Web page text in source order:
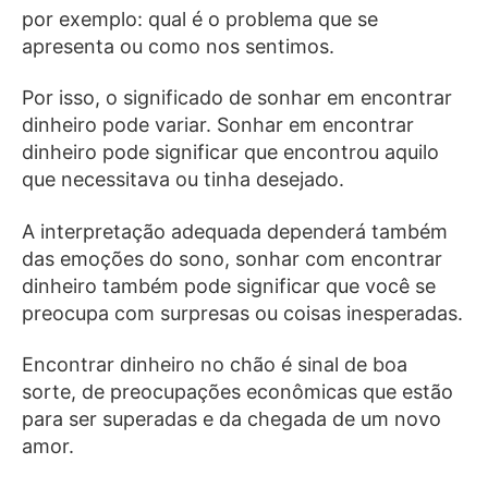
por exemplo: qual é o problema que se
apresenta ou como nos sentimos.
Por isso, o significado de sonhar em encontrar
dinheiro pode variar. Sonhar em encontrar
dinheiro pode significar que encontrou aquilo
que necessitava ou tinha desejado.
A interpretação adequada dependerá também
das emoções do sono, sonhar com encontrar
dinheiro também pode significar que você se
preocupa com surpresas ou coisas inesperadas.
Encontrar dinheiro no chão é sinal de boa
sorte, de preocupações econômicas que estão
para ser superadas e da chegada de um novo
amor.